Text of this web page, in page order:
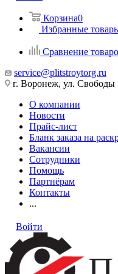
Корзина0
Избранные
Сравнение
service@plitstroytorg.ru
г. Воронеж, ул. Свободы
О компании
Новости
Прайс-лист
Бланк заказа на
Вакансии
Сотрудники
Помощь
Партнёрам
Контакты
...
Войти